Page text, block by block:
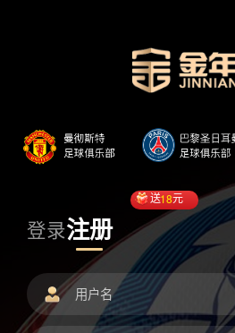
登录注册
送18元